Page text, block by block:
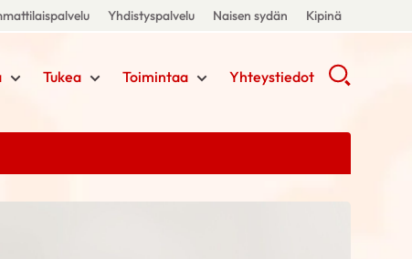
Yhdistyspalvelu Naisen sydän Kipinä
Tukea Toimintaa Yhteystiedot